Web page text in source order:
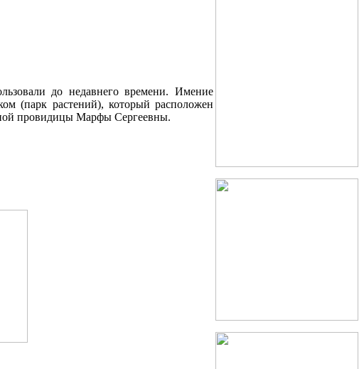
до недавнего времени. Имение
(парк растений), который расположен
провидицы Марфы Сергеевны.